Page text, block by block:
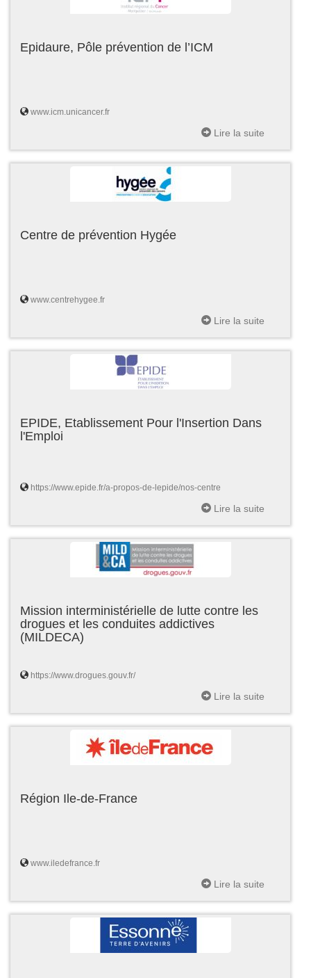
Epidaure, Pôle prévention de l’ICM
www.icm.unicancer.fr
Lire la suite
Centre de prévention Hygée
www.centrehygee.fr
Lire la suite
EPIDE, Etablissement Pour l'Insertion Dans
l'Emploi
https://www.epide.fr/a-propos-de-lepide/nos-centre
Lire la suite
Mission interministérielle de lutte contre les
drogues et les conduites addictives
(MILDECA)
https://www.drogues.gouv.fr/
Lire la suite
Région Ile-de-France
www.iledefrance.fr
Lire la suite